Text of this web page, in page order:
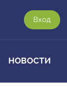
Вход
НОВОСТИ